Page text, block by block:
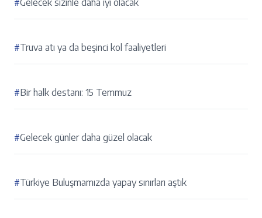
#Gelecek sizinle daha iyi olacak
#Truva atı ya da beşinci kol faaliyetleri
#Bir halk destanı: 15 Temmuz
#Gelecek günler daha güzel olacak
#Türkiye Buluşmamızda yapay sınırları aştık